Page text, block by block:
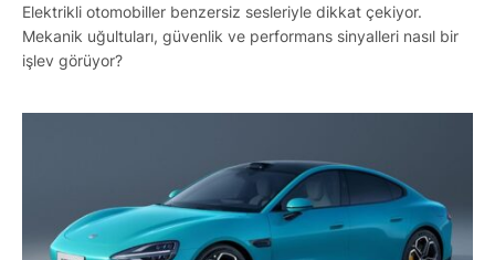
Elektrikli otomobiller benzersiz sesleriyle dikkat çekiyor.
Mekanik uğultuları, güvenlik ve performans sinyalleri nasıl bir
işlev görüyor?